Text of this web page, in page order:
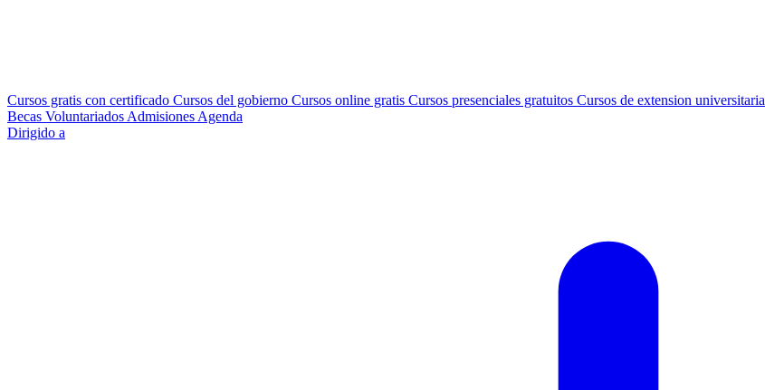
Cursos gratis con certificado Cursos del gobierno Cursos online gratis Cursos presenciales gratuitos Cursos de extension universitaria
Becas Voluntariados Admisiones Agenda
Dirigido a